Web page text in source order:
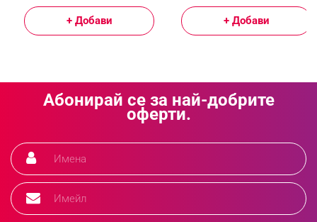
+ Добави + Добави
Абонирай се за най-добрите
оферти.